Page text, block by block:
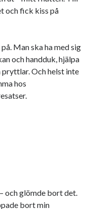
och fick kiss på
Man ska ha med sig
och handduk, hjälpa
Och helst inte
hos
och glömde bort det.
bort min